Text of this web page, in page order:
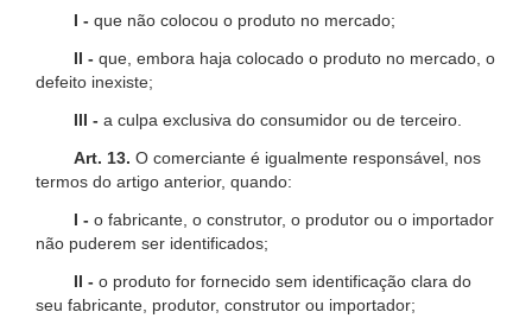
I - que não colocou o produto no mercado;
II - que, embora haja colocado o produto no mercado, o
defeito inexiste;
III - a culpa exclusiva do consumidor ou de terceiro.
Art. 13. O comerciante é igualmente responsável, nos
termos do artigo anterior, quando:
I - o fabricante, o construtor, o produtor ou o importador
não puderem ser identificados;
II - o produto for fornecido sem identificação clara do
seu fabricante, produtor, construtor ou importador;